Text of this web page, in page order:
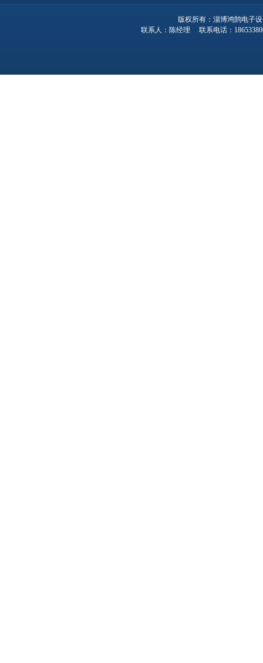
版权所有：淄博鸿鹄电子
联系人：陈经理 联系电话：